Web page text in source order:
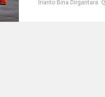
Irianto Bina Dirgantara